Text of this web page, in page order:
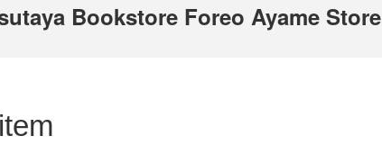
Bookstore Foreo Ayame Store
item